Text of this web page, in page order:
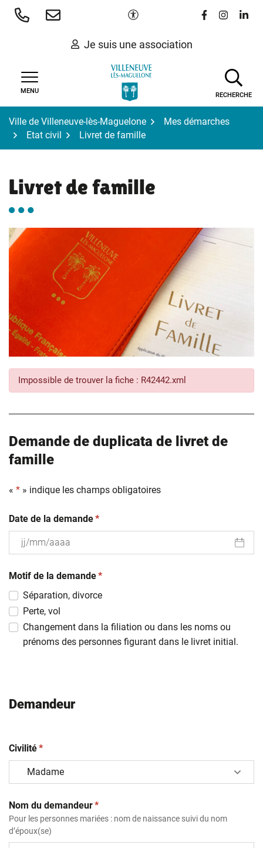
Aller
Paramètres d'accessibilité
Lien vers le
Lien vers
Lien
Je suis une association
MENU
RECHERCHE
Ville de Villeneuve-lès-Maguelone
Mes démarches
Etat civil
Livret de famille
Livret de famille
Impossible de trouver la fiche : R42442.xml
Demande de duplicata de livret de
famille
« * » indique les champs obligatoires
Date de la demande(obligatoire)
*
slash
MM
slash
AAAA
Motif de la demande(obligatoire)
*
Séparation, divorce
Perte, vol
Changement dans la filiation ou dans les noms ou
prénoms des personnes figurant dans le livret initial.
Demandeur
Civilité(obligatoire)
*
Nom du demandeur(obligatoire)
*
Pour les personnes mariées : nom de naissance suivi du nom
d’époux(se)